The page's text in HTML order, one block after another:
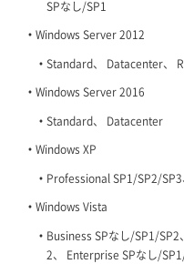
SPなし/SP1
Windows Server 2012
Standard、 Datacenter、
Windows Server 2016
Standard、 Datacenter
Windows XP
Professional SP1/SP2/
Windows Vista
Business SPなし/SP1/
2、 Enterprise SPなし/